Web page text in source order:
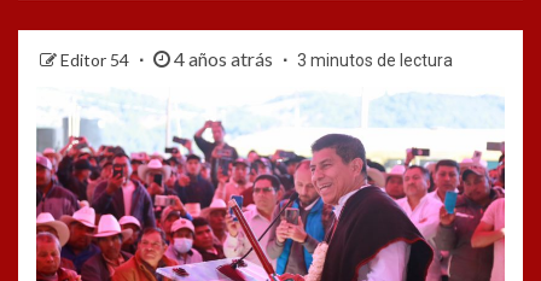
Editor 54 4 años atrás 3 minutos de lectura